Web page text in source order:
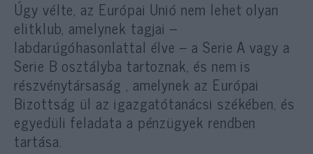
Úgy vélte, az Európai Unió nem lehet olyan
elitklub, amelynek tagjai –
labdarúgóhasonlattal élve – a Serie A vagy a
Serie B osztályba tartoznak, és nem is
részvénytársaság , amelynek az Európai
Bizottság ül az igazgatótanácsi székében, és
egyedüli feladata a pénzügyek rendben
tartása.